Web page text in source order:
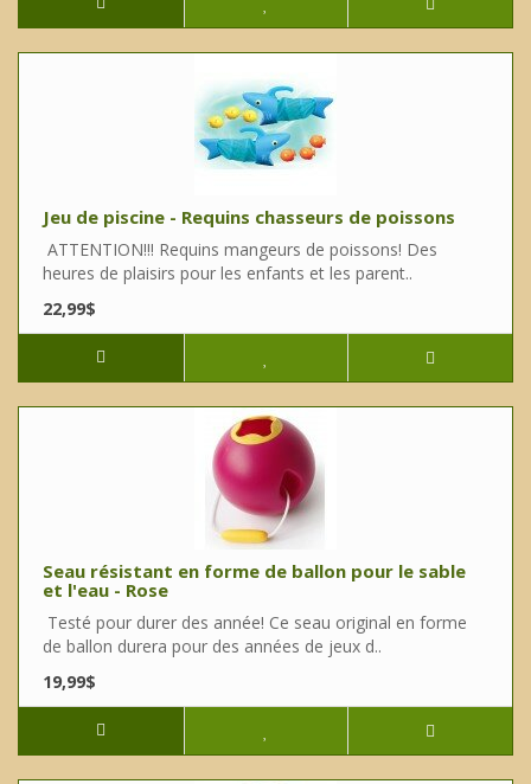
Jeu de piscine - Requins chasseurs de poissons
ATTENTION!!! Requins mangeurs de poissons! Des
heures de plaisirs pour les enfants et les parent..
22,99$
Seau résistant en forme de ballon pour le sable
et l'eau - Rose
Testé pour durer des année! Ce seau original en forme
de ballon durera pour des années de jeux d..
19,99$